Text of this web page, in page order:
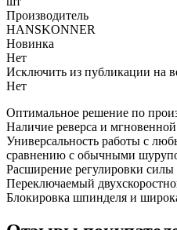
Производитель
HANSKONNER
Новинка
Нет
Исключить из публикации на
Нет
Оптимальное решение по
Наличие реверса и
Универсальность работы с
сравнению с обычными
Расширение регулировки силы
Переключаемый
Блокировка шпинделя и